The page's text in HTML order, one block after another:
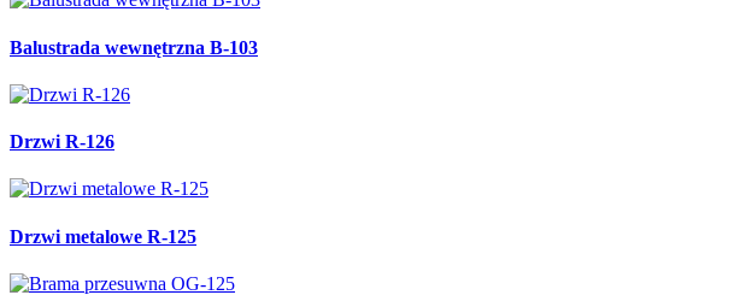
Balustrada wewnętrzna B-103
Drzwi R-126
Drzwi metalowe R-125